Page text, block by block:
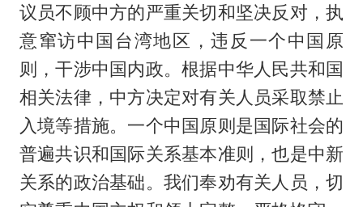
议员不顾中方的严重关切和坚决反对，执
意窜访中国台湾地区，违反一个中国原
则，干涉中国内政。根据中华人民共和国
相关法律，中方决定对有关人员采取禁止
入境等措施。一个中国原则是国际社会的
普遍共识和国际关系基本准则，也是中新
关系的政治基础。我们奉劝有关人员，切